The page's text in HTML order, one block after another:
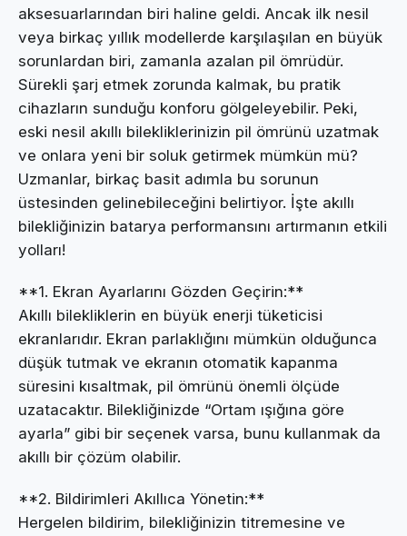
aksesuarlarından biri haline geldi. Ancak ilk nesil
veya birkaç yıllık modellerde karşılaşılan en büyük
sorunlardan biri, zamanla azalan pil ömrüdür.
Sürekli şarj etmek zorunda kalmak, bu pratik
cihazların sunduğu konforu gölgeleyebilir. Peki,
eski nesil akıllı bilekliklerinizin pil ömrünü uzatmak
ve onlara yeni bir soluk getirmek mümkün mü?
Uzmanlar, birkaç basit adımla bu sorunun
üstesinden gelinebileceğini belirtiyor. İşte akıllı
bilekliğinizin batarya performansını artırmanın etkili
yolları!
**1. Ekran Ayarlarını Gözden Geçirin:**
Akıllı bilekliklerin en büyük enerji tüketicisi
ekranlarıdır. Ekran parlaklığını mümkün olduğunca
düşük tutmak ve ekranın otomatik kapanma
süresini kısaltmak, pil ömrünü önemli ölçüde
uzatacaktır. Bilekliğinizde “Ortam ışığına göre
ayarla” gibi bir seçenek varsa, bunu kullanmak da
akıllı bir çözüm olabilir.
**2. Bildirimleri Akıllıca Yönetin:**
Hergelen bildirim, bilekliğinizin titremesine ve